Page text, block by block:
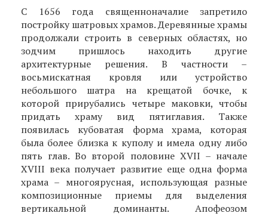
С 1656 года священноначалие запретило
постройку шатровых храмов. Деревянные храмы
продолжали строить в северных областях, но
зодчим пришлось находить другие
архитектурные решения. В частности –
восьмискатная кровля или устройство
небольшого шатра на крещатой бочке, к
которой прирубались четыре маковки, чтобы
придать храму вид пятиглавия. Также
появилась кубоватая форма храма, которая
была более близка к куполу и имела одну либо
пять глав. Во второй половине XVII – начале
XVIII века получает развитие еще одна форма
храма – многоярусная, использующая разные
композиционные приемы для выделения
вертикальной доминанты. Апофеозом